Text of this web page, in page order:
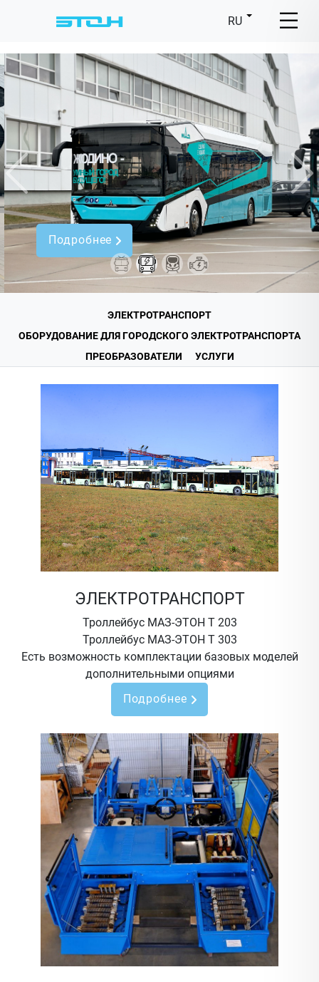
RU
Подробнее
Предыдущий
ЭЛЕКТРОТРАНСПОРТ
ОБОРУДОВАНИЕ ДЛЯ ГОРОДСКОГО ЭЛЕКТРОТРАНСПОРТА
ПРЕОБРАЗОВАТЕЛИ
УСЛУГИ
ЭЛЕКТРОТРАНСПОРТ
Троллейбус МАЗ-ЭТОН Т 203
Троллейбус МАЗ-ЭТОН Т 303
Есть возможность комплектации базовых моделей
дополнительными опциями
Подробнее